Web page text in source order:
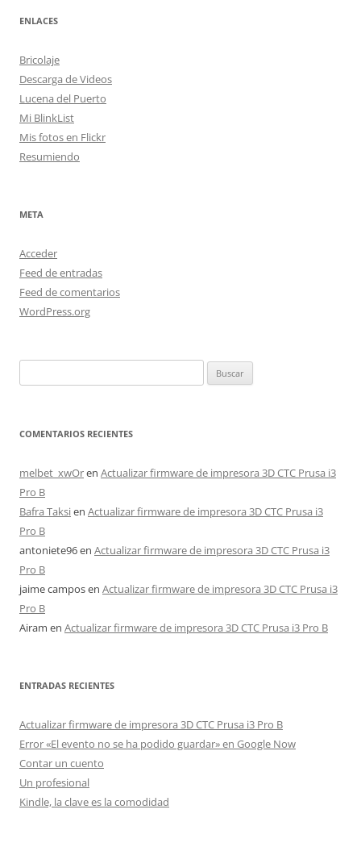
ENLACES
Bricolaje
Descarga de Videos
Lucena del Puerto
Mi BlinkList
Mis fotos en Flickr
Resumiendo
META
Acceder
Feed de entradas
Feed de comentarios
WordPress.org
COMENTARIOS RECIENTES
melbet_xwOren Actualizar firmware de impresora 3D CTC Prusa i3
Pro B
Bafra Taksien Actualizar firmware de impresora 3D CTC Prusa i3
Pro B
antoniete96en Actualizar firmware de impresora 3D CTC Prusa i3
Pro B
jaime camposen Actualizar firmware de impresora 3D CTC Prusa i3
Pro B
Airam en Actualizar firmware de impresora 3D CTC Prusa i3 Pro B
ENTRADAS RECIENTES
Actualizar firmware de impresora 3D CTC Prusa i3 Pro B
Error «El evento no se ha podido guardar» en Google Now
Contar un cuento
Un profesional
Kindle, la clave es la comodidad